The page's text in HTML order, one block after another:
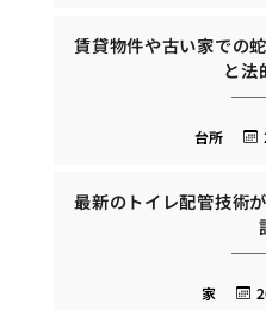
賃貸物件や古い家での
と法
台所
最新のトイレ配管技術
家